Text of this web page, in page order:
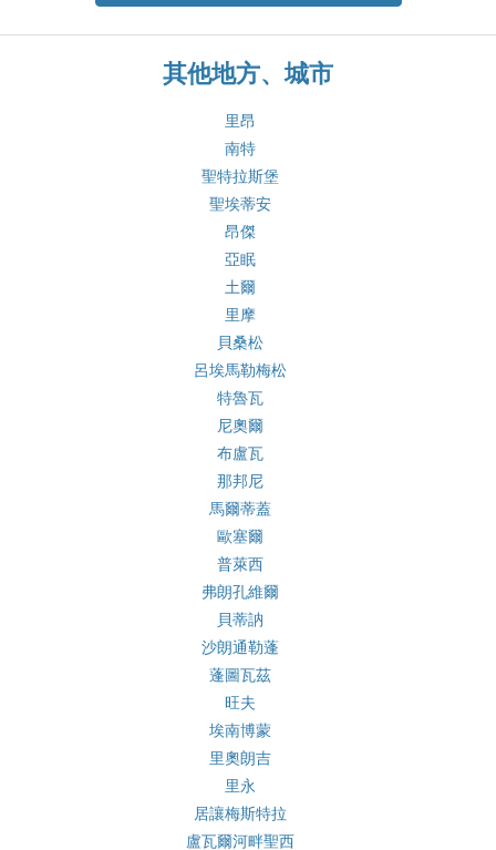
其他地方、城市
里昂
南特
聖特拉斯堡
聖埃蒂安
昂傑
亞眠
土爾
里摩
貝桑松
呂埃馬勒梅松
特魯瓦
尼奧爾
布盧瓦
那邦尼
馬爾蒂蓋
歐塞爾
普萊西
弗朗孔維爾
貝蒂訥
沙朗通勒蓬
蓬圖瓦茲
旺夫
埃南博蒙
里奧朗吉
里永
居讓梅斯特拉
盧瓦爾河畔聖西